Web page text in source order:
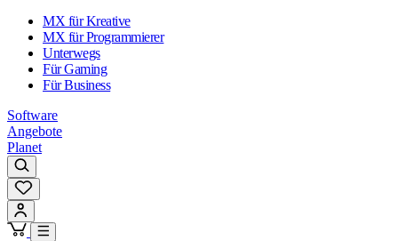
MX für Kreative
MX für Programmierer
Unterwegs
Für Gaming
Für Business
Software
Angebote
Planet